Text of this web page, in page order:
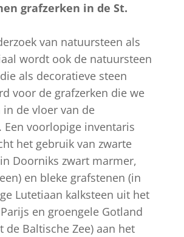
grafzerken in de St.
van natuursteen als
wordt ook de natuursteen
als decoratieve steen
voor de grafzerken die we
de vloer van de
Een voorlopige inventaris
het gebruik van zwarte
Doorniks zwart marmer,
en bleke grafstenen (in
Lutetiaan kalksteen uit het
en groengele Gotland
de Baltische Zee) aan het